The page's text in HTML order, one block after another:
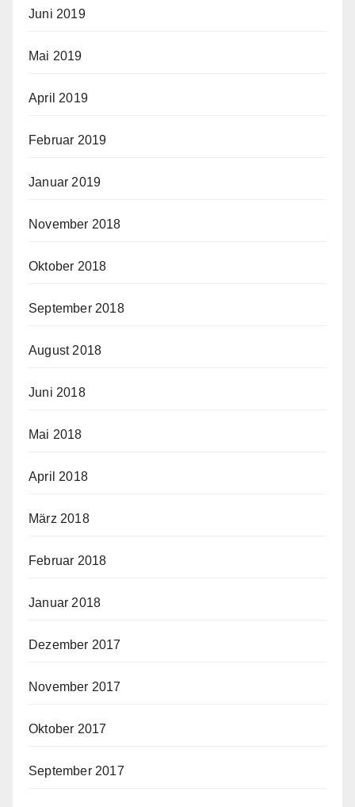
Juni 2019
Mai 2019
April 2019
Februar 2019
Januar 2019
November 2018
Oktober 2018
September 2018
August 2018
Juni 2018
Mai 2018
April 2018
März 2018
Februar 2018
Januar 2018
Dezember 2017
November 2017
Oktober 2017
September 2017